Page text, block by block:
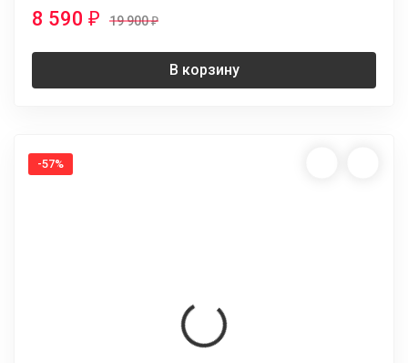
8 590 ₽ 19 900₽
В корзину
-57%